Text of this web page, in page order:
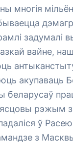
многія
задумалі
вайне,
акупаваць
беларусаў
рэжым
ў Расею
з